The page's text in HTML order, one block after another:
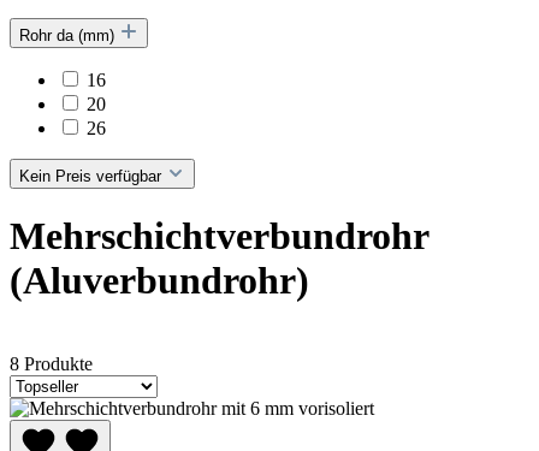
Rohr da (mm)
16
20
26
Kein Preis verfügbar
Mehrschichtverbundrohr
(Aluverbundrohr)
8 Produkte